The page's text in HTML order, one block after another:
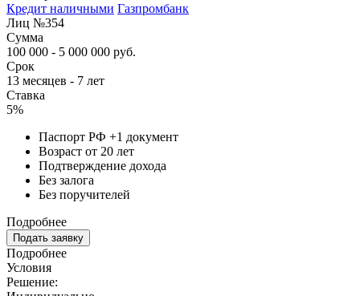
Кредит наличными Газпромбанк
Лиц №354
Сумма
100 000 - 5 000 000 руб.
Срок
13 месяцев - 7 лет
Ставка
5%
Паспорт РФ +1 документ
Возраст от 20 лет
Подтверждение дохода
Без залога
Без поручителей
Подробнее
Подать заявку
Подробнее
Условия
Решение: